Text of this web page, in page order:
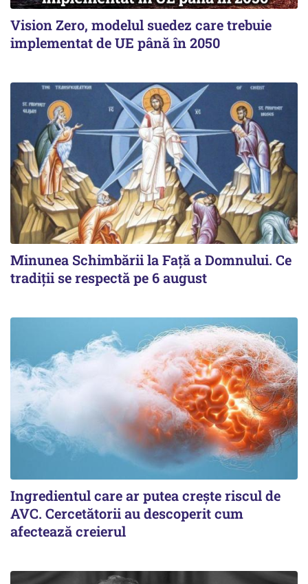
Vision Zero, modelul suedez care trebuie
implementat de UE până în 2050
Minunea Schimbării la Față a Domnului. Ce
tradiții se respectă pe 6 august
Ingredientul care ar putea crește riscul de
AVC. Cercetătorii au descoperit cum
afectează creierul